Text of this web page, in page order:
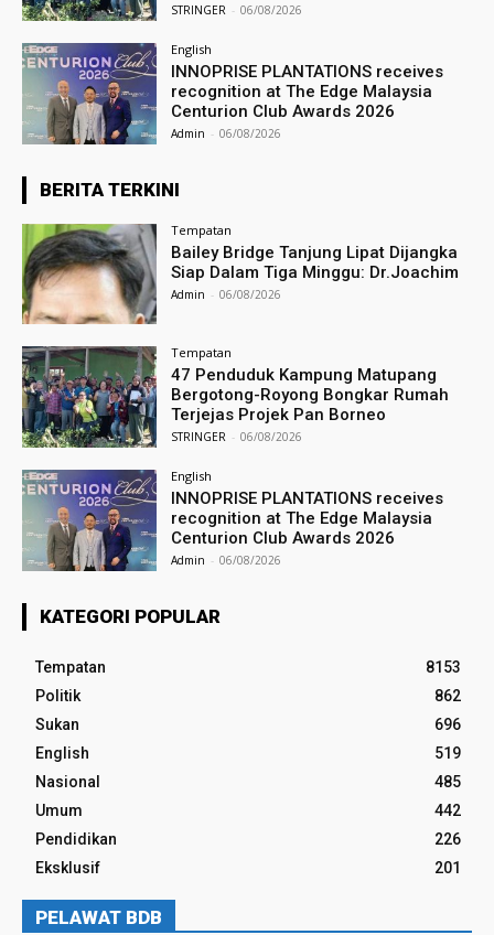
STRINGER - 06/08/2026
English
INNOPRISE PLANTATIONS receives
recognition at The Edge Malaysia
Centurion Club Awards 2026
Admin - 06/08/2026
BERITA TERKINI
Tempatan
Bailey Bridge Tanjung Lipat Dijangka
Siap Dalam Tiga Minggu: Dr.Joachim
Admin - 06/08/2026
Tempatan
47 Penduduk Kampung Matupang
Bergotong-Royong Bongkar Rumah
Terjejas Projek Pan Borneo
STRINGER - 06/08/2026
English
INNOPRISE PLANTATIONS receives
recognition at The Edge Malaysia
Centurion Club Awards 2026
Admin - 06/08/2026
KATEGORI POPULAR
Tempatan
8153
Politik
862
Sukan
696
English
519
Nasional
485
Umum
442
Pendidikan
226
Eksklusif
201
PELAWAT BDB